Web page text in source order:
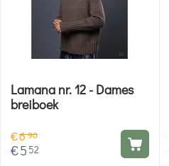
Lamana nr. 12 - Dames
breiboek
€690
€5 52